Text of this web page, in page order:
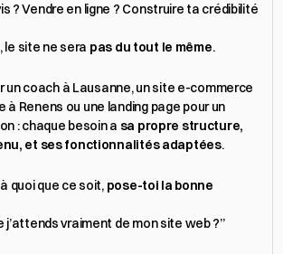
? Vendre en ligne ? Construire ta crédibilité
le site ne sera pas du tout le même.
un coach à Lausanne, un site e-commerce
à Renens ou une landing page pour un
: chaque besoin a sa propre structure,
et ses fonctionnalités adaptées.
quoi que ce soit, pose-toi la bonne
j’attends vraiment de mon site web ?”